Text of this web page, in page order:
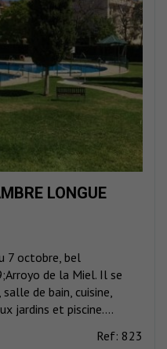
LONGUE
7 octobre, bel
de la Miel. Il se
de bain, cuisine,
jardins et piscine....
Ref: 823